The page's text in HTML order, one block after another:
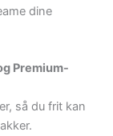
dine
Premium-
så du frit kan